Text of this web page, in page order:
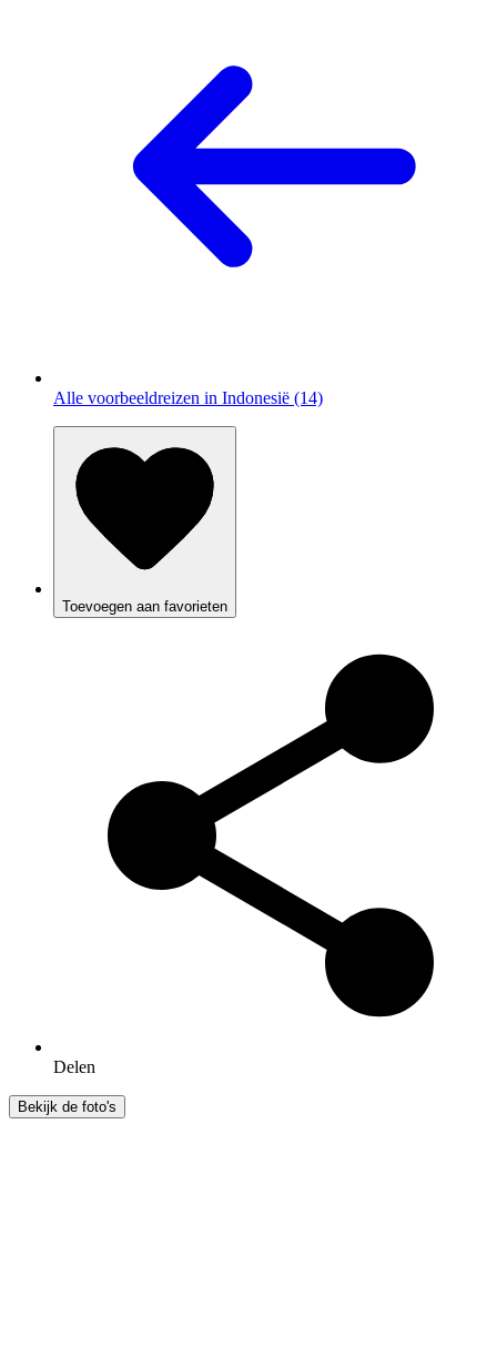
Alle voorbeeldreizen in Indonesië (14)
Toevoegen aan favorieten
Delen
Bekijk de foto's